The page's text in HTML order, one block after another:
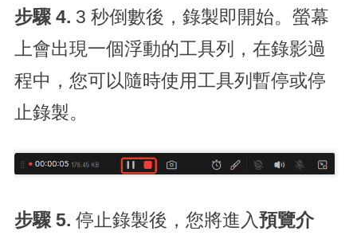
步驟 4. 3 秒倒數後，錄製即開始。螢幕
上會出現一個浮動的工具列，在錄影過
程中，您可以隨時使用工具列暫停或停
止錄製。
步驟 5. 停止錄製後，您將進入 預覽介